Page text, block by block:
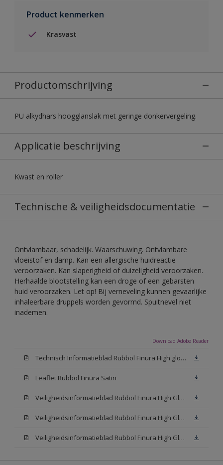
Product kenmerken
Krasvast
Productomschrijving
PU alkydhars hoogglanslak met geringe donkervergeling.
Applicatie beschrijving
Kwast en roller
Technische & veiligheidsdocumentatie
Ontvlambaar, schadelijk. Waarschuwing. Ontvlambare
vloeistof en damp. Kan een allergische huidreactie
veroorzaken. Kan slaperigheid of duizeligheid veroorzaken.
Herhaalde blootstelling kan een droge of een gebarsten
huid veroorzaken. Let op! Bij verneveling kunnen gevaarlijke
inhaleerbare druppels worden gevormd. Spuitnevel niet
inademen.
Download Adobe Reader
Technisch Informatieblad Rubbol Finura High gloss (PDF)
Leaflet Rubbol Finura Satin
Veiligheidsinformatieblad Rubbol Finura High Gloss W05 (MSDS)
Veiligheidsinformatieblad Rubbol Finura High Gloss White (MSDS)
Veiligheidsinformatieblad Rubbol Finura High Gloss N00 (MSDS)